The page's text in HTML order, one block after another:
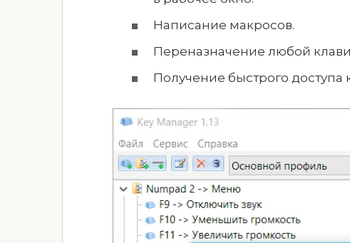
Написание макросов.
Переназначение любой
Получение быстрого